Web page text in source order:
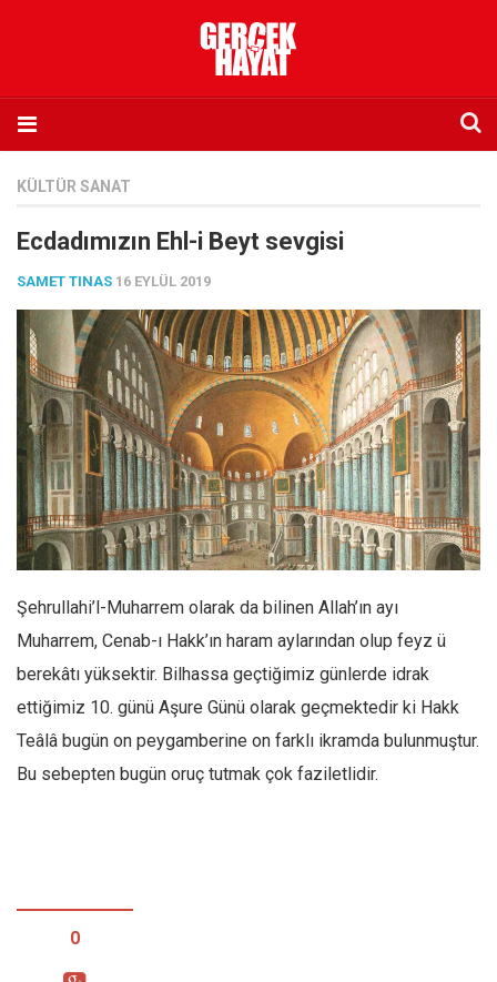
Künye
İletişim
Abone olmak istiyorum
Satış noktası listesi
Eksik sayıların temini
Sosyal Medya
Twitter
Facebook
Instagram
Editörden
Kemal Özer
Mahmut Toptaş
Yvonne Ridley
KÜLTÜR SANAT
Ecdadımızın Ehl-i Beyt sevgisi
SAMET TINAS 16 EYLÜL 2019
Şehrullahi’l-Muharrem olarak da bilinen Allah’ın ayı
Muharrem, Cenab-ı Hakk’ın haram aylarından olup feyz ü
berekâtı yüksektir. Bilhassa geçtiğimiz günlerde idrak
ettiğimiz 10. günü Aşure Günü olarak geçmektedir ki Hakk
Teâlâ bugün on peygamberine on farklı ikramda bulunmuştur.
Bu sebepten bugün oruç tutmak çok faziletlidir.
0